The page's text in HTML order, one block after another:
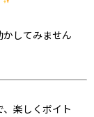
してみません
楽しくボイト